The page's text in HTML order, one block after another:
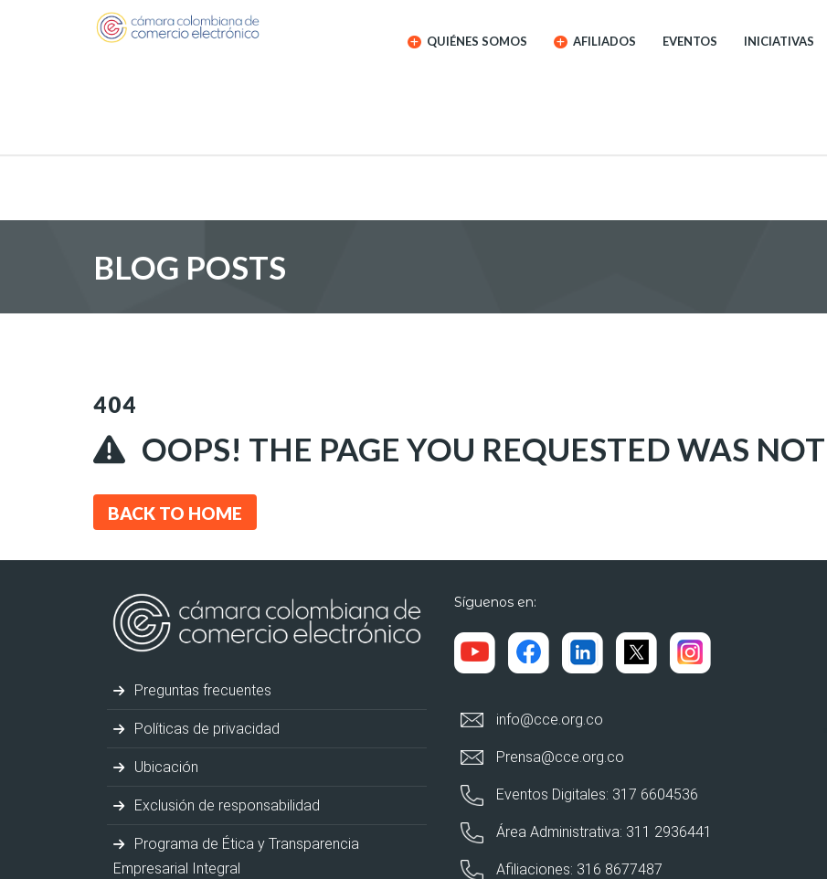
QUIÉNES SOMOS AFILIADOS EVENTOS INICIATIVAS
BLOG POSTS
404
OOPS! THE PAGE YOU REQUESTED WAS
BACK TO HOME
Preguntas frecuentes
Políticas de privacidad
Ubicación
Exclusión de responsabilidad
Programa de Ética y Transparencia
Empresarial Integral
Síguenos en:
info@cce.org.co
Prensa@cce.org.co
Eventos Digitales: 317 6604536
Área Administrativa: 311 2936441
Afiliaciones: 316 8677487